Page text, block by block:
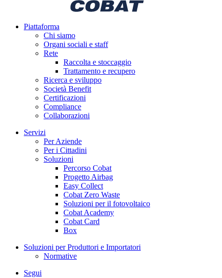
Piattaforma
Chi siamo
Organi sociali e staff
Rete
Raccolta e stoccaggio
Trattamento e recupero
Ricerca e sviluppo
Società Benefit
Certificazioni
Compliance
Collaborazioni
Servizi
Per Aziende
Per i Cittadini
Soluzioni
Percorso Cobat
Progetto Airbag
Easy Collect
Cobat Zero Waste
Soluzioni per il fotovoltaico
Cobat Academy
Cobat Card
Box
Soluzioni per Produttori e Importatori
Normative
Segui